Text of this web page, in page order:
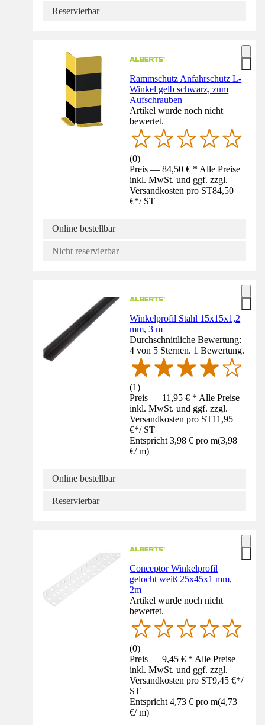
Reservierbar
Rammschutz Anfahrschutz L-
Winkel gelb schwarz, zum
Aufschrauben
Artikel wurde noch nicht
bewertet.
(0)
Preis — 84,50 € * Alle Preise
inkl. MwSt. und ggf. zzgl.
Versandkosten pro ST84,50
€*/ ST
Online bestellbar
Nicht reservierbar
Winkelprofil Stahl 15x15x1,2
mm, 3 m
Durchschnittliche Bewertung:
4 von 5 Sternen. 1 Bewertung.
(1)
Preis — 11,95 € * Alle Preise
inkl. MwSt. und ggf. zzgl.
Versandkosten pro ST11,95
€*/ ST
Entspricht 3,98 € pro m(3,98
€/ m)
Online bestellbar
Reservierbar
Conceptor Winkelprofil
gelocht weiß 25x45x1 mm,
2m
Artikel wurde noch nicht
bewertet.
(0)
Preis — 9,45 € * Alle Preise
inkl. MwSt. und ggf. zzgl.
Versandkosten pro ST9,45 €*/
ST
Entspricht 4,73 € pro m(4,73
€/ m)